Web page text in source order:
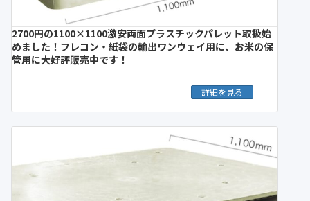
2700円の1100×1100激安両面プラスチックパレット取扱始
めました！フレコン・紙袋の輸出ワンウェイ用に、お米の保
管用に大好評販売中です！
詳細を見る